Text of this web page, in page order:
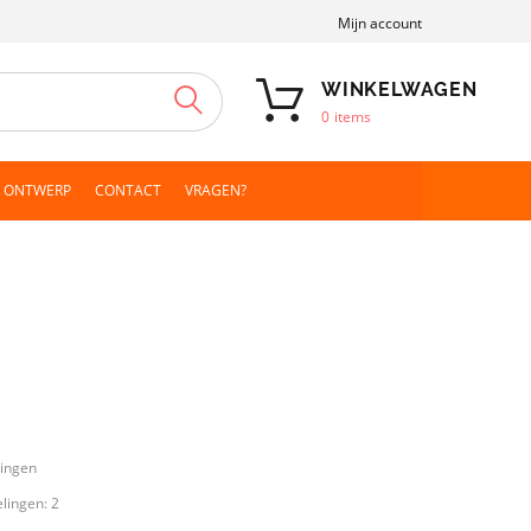
Mijn account
ZOEKEN WINKELWAGEN
0 items
CONTACT VRAGEN?
2